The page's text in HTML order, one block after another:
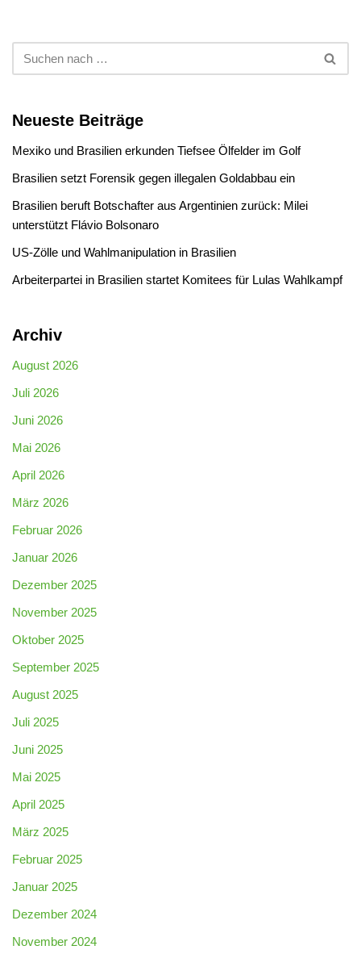
Neueste Beiträge
Mexiko und Brasilien erkunden Tiefsee Ölfelder im Golf
Brasilien setzt Forensik gegen illegalen Goldabbau ein
Brasilien beruft Botschafter aus Argentinien zurück: Milei
unterstützt Flávio Bolsonaro
US-Zölle und Wahlmanipulation in Brasilien
Arbeiterpartei in Brasilien startet Komitees für Lulas Wahlkampf
Archiv
August 2026
Juli 2026
Juni 2026
Mai 2026
April 2026
März 2026
Februar 2026
Januar 2026
Dezember 2025
November 2025
Oktober 2025
September 2025
August 2025
Juli 2025
Juni 2025
Mai 2025
April 2025
März 2025
Februar 2025
Januar 2025
Dezember 2024
November 2024